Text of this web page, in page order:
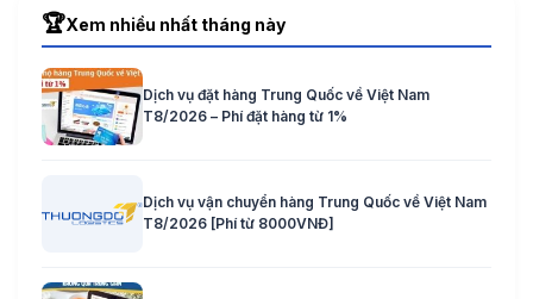
🏆Xem nhiều nhất tháng này
Dịch vụ đặt hàng Trung Quốc về Việt Nam
T8/2026 – Phí đặt hàng từ 1%
Dịch vụ vận chuyển hàng Trung Quốc về Việt Nam
T8/2026 [Phí từ 8000VNĐ]